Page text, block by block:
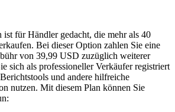
ist für Händler gedacht, die mehr als 40
Bei dieser Option zahlen Sie eine
von 39,99 USD zuzüglich weiterer
sich als professioneller Verkäufer registriert
und andere hilfreiche
nutzen. Mit diesem Plan können Sie